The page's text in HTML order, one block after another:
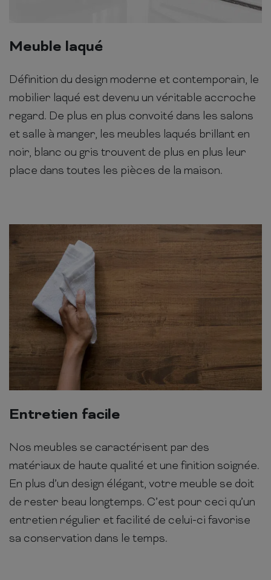
Meuble laqué
Définition du design moderne et contemporain, le
mobilier laqué est devenu un véritable accroche
regard. De plus en plus convoité dans les salons
et salle à manger, les meubles laqués brillant en
noir, blanc ou gris trouvent de plus en plus leur
place dans toutes les pièces de la maison.
Entretien facile
Nos meubles se caractérisent par des
matériaux de haute qualité et une finition soignée.
En plus d’un design élégant, votre meuble se doit
de rester beau longtemps. C’est pour ceci qu’un
entretien régulier et facilité de celui-ci favorise
sa conservation dans le temps.